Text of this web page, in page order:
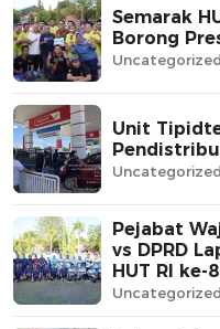
Semarak
Borong
Uncategorized
Unit
Uncategorized
Pejabat
vs DPRD
HUT RI ke-
Uncategorized